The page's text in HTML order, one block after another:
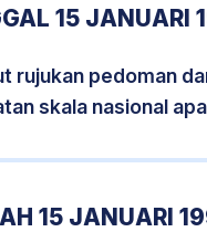
15 JANUARI
rujukan pedoman
skala nasional
15 JANUARI